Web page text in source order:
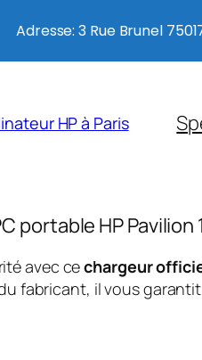
HP à Paris
portable HP Pavilion
avec cechargeur
fabricant, il vous
Adresse: 3 Rue Brunel